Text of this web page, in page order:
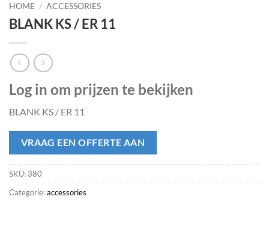
HOME / ACCESSORIES
BLANK KS / ER 11
Log in om prijzen te bekijken
BLANK KS / ER 11
VRAAG EEN OFFERTE AAN
SKU: 380
Categorie:accessories